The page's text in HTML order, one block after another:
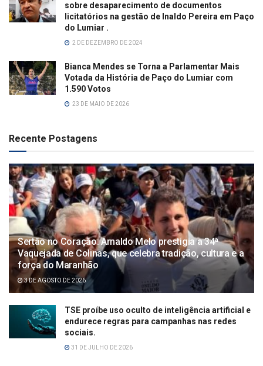
sobre desaparecimento de documentos
licitatórios na gestão de Inaldo Pereira em Paço
do Lumiar .
2 DE DEZEMBRO DE 2024
Bianca Mendes se Torna a Parlamentar Mais
Votada da História de Paço do Lumiar com
1.590 Votos
23 DE MAIO DE 2026
Recente Postagens
Sertão no Coração: Arnaldo Melo prestigia a 34ª
Vaquejada de Colinas, que celebra tradição, cultura e a
força do Maranhão
3 DE AGOSTO DE 2026
TSE proíbe uso oculto de inteligência artificial e
endurece regras para campanhas nas redes
sociais.
31 DE JULHO DE 2026